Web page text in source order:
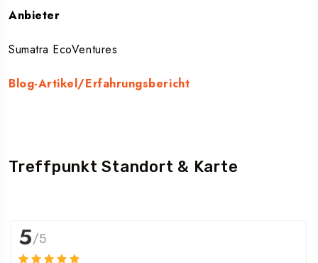
Anbieter
Sumatra EcoVentures
Blog-Artikel/Erfahrungsbericht
Treffpunkt Standort & Karte
5/5